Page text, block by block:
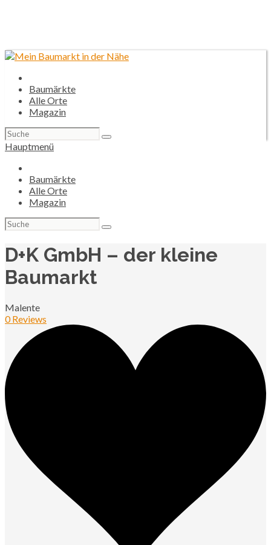
Baumärkte
Alle Orte
Magazin
Suchen
nach:
Hauptmenü
Baumärkte
Alle Orte
Magazin
Suchen
nach:
D+K GmbH – der kleine
Baumarkt
Malente
0 Reviews